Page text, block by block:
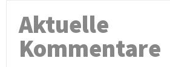
Aktuelle
Kommentare